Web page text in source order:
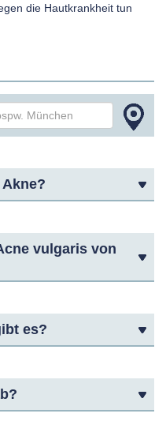
die Hautkrankheit tun
vulgaris von
es?